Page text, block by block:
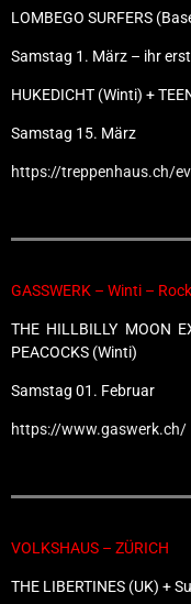
LOMBEGO SURFERS
Samstag 1. März – ihr
HUKEDICHT (Winti) +
Samstag 15. März
https://treppenhaus.ch/
GASSWERK – Winti –
THE HILLBILLY MOON
PEACOCKS (Winti)
Samstag 01. Februar
https://www.gaswerk.ch/
VOLKSHAUS – ZÜRICH
THE LIBERTINES (UK) +